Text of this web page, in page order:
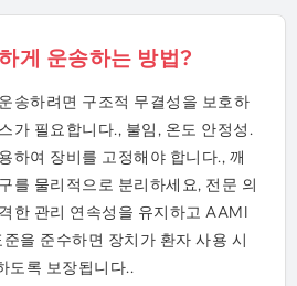
게 운송하는 방법?
송하려면 구조적 무결성을 보호하
가 필요합니다., 불임, 온도 안정성.
하여 장비를 고정해야 합니다., 깨
를 물리적으로 분리하세요, 전문 의
한 관리 연속성을 유지하고 AAMI
을 준수하면 장치가 환자 사용 시
도록 보장됩니다..